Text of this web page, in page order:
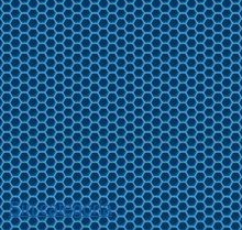
Sin categoría